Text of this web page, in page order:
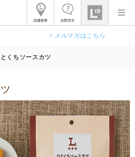
> メルマガはこちら
くちソースカツ